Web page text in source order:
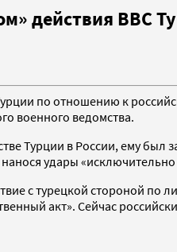
действия ВВС
по отношению к
военного ведомства.
Турции в России, ему
удары
с турецкой стороной по
акт». Сейчас